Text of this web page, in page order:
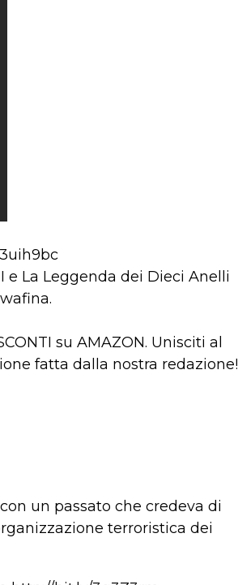
e La Leggenda dei Dieci Anelli
su AMAZON. Unisciti al
fatta dalla nostra redazione!
un passato che credeva di
terroristica dei